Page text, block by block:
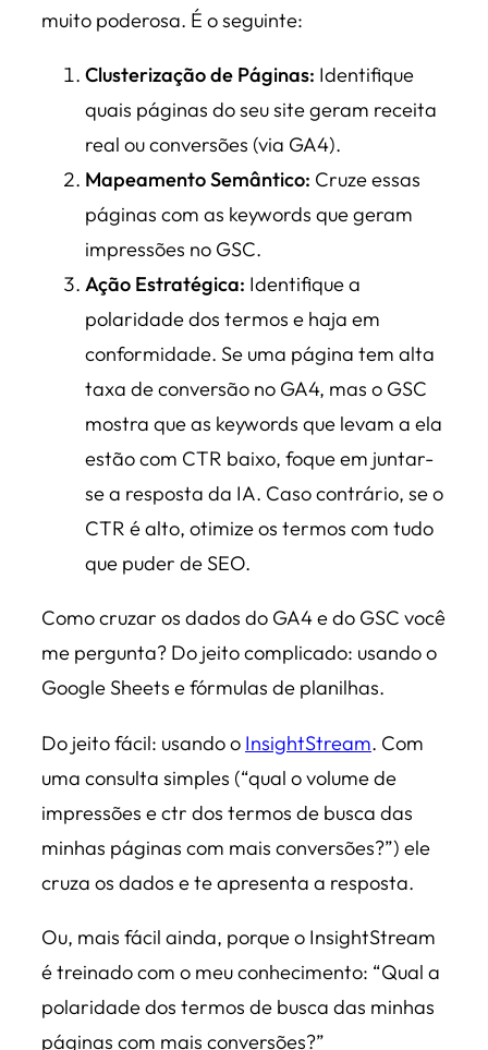
muito poderosa. É o seguinte:
Clusterização de Páginas: Identifique
quais páginas do seu site geram receita
real ou conversões (via GA4).
Mapeamento Semântico: Cruze essas
páginas com as keywords que geram
impressões no GSC.
Ação Estratégica: Identifique a
polaridade dos termos e haja em
conformidade. Se uma página tem alta
taxa de conversão no GA4, mas o GSC
mostra que as keywords que levam a ela
estão com CTR baixo, foque em juntar-
se a resposta da IA. Caso contrário, se o
CTR é alto, otimize os termos com tudo
que puder de SEO.
Como cruzar os dados do GA4 e do GSC você
me pergunta? Do jeito complicado: usando o
Google Sheets e fórmulas de planilhas.
Do jeito fácil: usando o InsightStream. Com
uma consulta simples (“qual o volume de
impressões e ctr dos termos de busca das
minhas páginas com mais conversões?”) ele
cruza os dados e te apresenta a resposta.
Ou, mais fácil ainda, porque o InsightStream
é treinado com o meu conhecimento: “Qual a
polaridade dos termos de busca das minhas
páginas com mais conversões?”